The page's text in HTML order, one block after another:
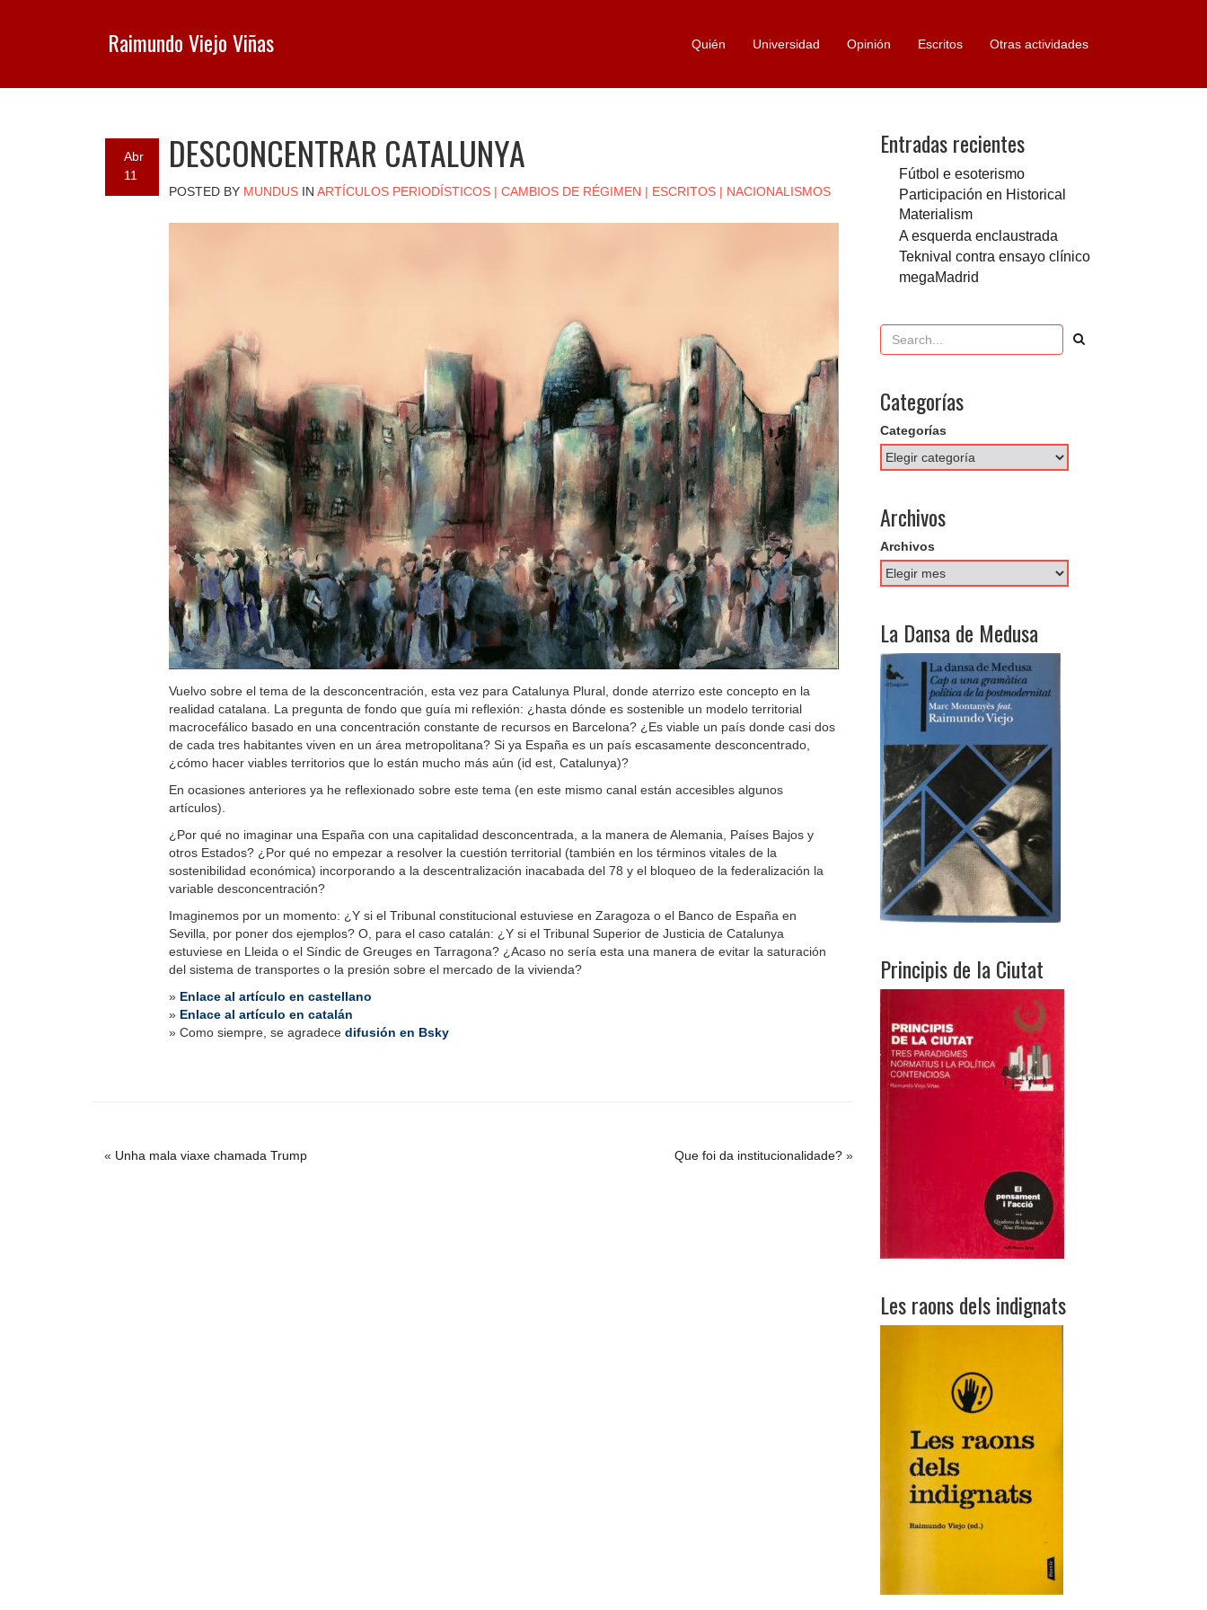
Raimundo Viejo Viñas Quién Universidad Opinión Escritos Otras actividades
Abr
11
DESCONCENTRAR CATALUNYA
POSTED BY MUNDUSIN ARTÍCULOS PERIODÍSTICOS| CAMBIOS DE RÉGIMEN | ESCRITOS| NACIONALISMOS
Vuelvo sobre el tema de la desconcentración, esta vez para Catalunya Plural, donde aterrizo este concepto en la
realidad catalana. La pregunta de fondo que guía mi reflexión: ¿hasta dónde es sostenible un modelo territorial
macrocefálico basado en una concentración constante de recursos en Barcelona? ¿Es viable un país donde casi dos
de cada tres habitantes viven en un área metropolitana? Si ya España es un país escasamente desconcentrado,
¿cómo hacer viables territorios que lo están mucho más aún (id est, Catalunya)?
En ocasiones anteriores ya he reflexionado sobre este tema (en este mismo canal están accesibles algunos
artículos).
¿Por qué no imaginar una España con una capitalidad desconcentrada, a la manera de Alemania, Países Bajos y
otros Estados? ¿Por qué no empezar a resolver la cuestión territorial (también en los términos vitales de la
sostenibilidad económica) incorporando a la descentralización inacabada del 78 y el bloqueo de la federalización la
variable desconcentración?
Imaginemos por un momento: ¿Y si el Tribunal constitucional estuviese en Zaragoza o el Banco de España en
Sevilla, por poner dos ejemplos? O, para el caso catalán: ¿Y si el Tribunal Superior de Justicia de Catalunya
estuviese en Lleida o el Síndic de Greuges en Tarragona? ¿Acaso no sería esta una manera de evitar la saturación
del sistema de transportes o la presión sobre el mercado de la vivienda?
» Enlace al artículo en castellano
» Enlace al artículo en catalán
» Como siempre, se agradece difusión en Bsky
« Unha mala viaxe chamada Trump Que foi da institucionalidade?»
Entradas recientes
Fútbol e esoterismo
Participación en Historical
Materialism
A esquerda enclaustrada
Teknival contra ensayo clínico
megaMadrid
Categorías
Categorías
Archivos
Archivos
La Dansa de Medusa
Principis de la Ciutat
Les raons dels indignats